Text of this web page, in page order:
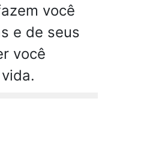
você
e de seus
você